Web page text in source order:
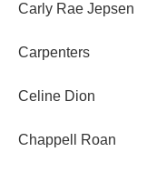
Carly Rae Jepsen
Carpenters
Celine Dion
Chappell Roan